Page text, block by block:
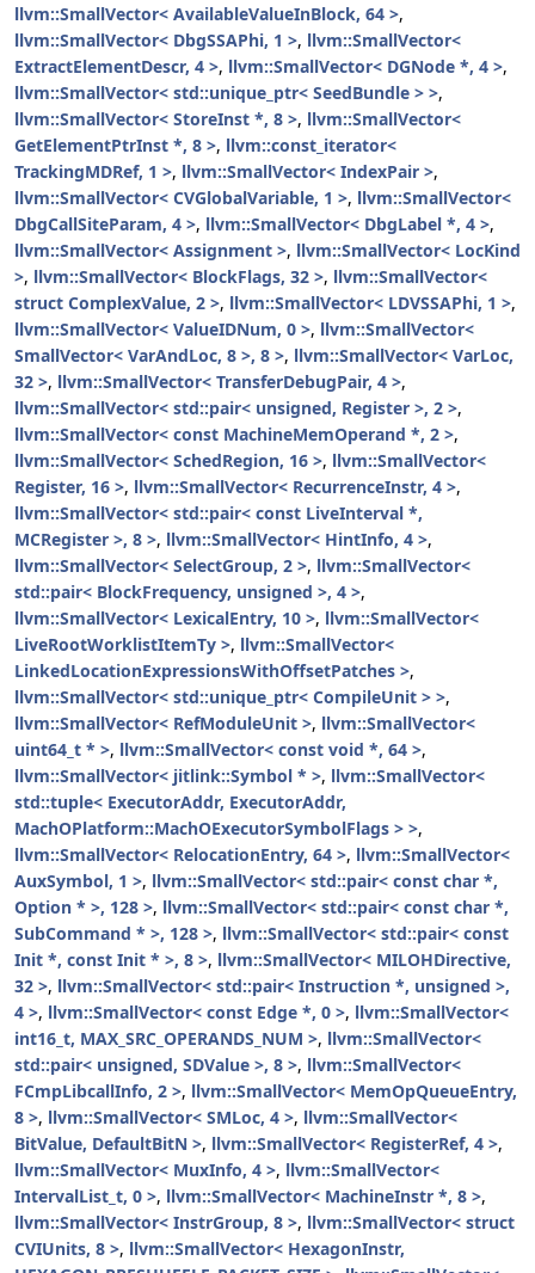
llvm::SmallVector< AvailableValueInBlock, 64 >,
llvm::SmallVector< DbgSSAPhi, 1 >, llvm::SmallVector<
ExtractElementDescr, 4 >, llvm::SmallVector< DGNode *, 4 >,
llvm::SmallVector< std::unique_ptr< SeedBundle > >,
llvm::SmallVector< StoreInst *, 8 >, llvm::SmallVector<
GetElementPtrInst *, 8 >, llvm::const_iterator<
TrackingMDRef, 1 >, llvm::SmallVector< IndexPair >,
llvm::SmallVector< CVGlobalVariable, 1 >, llvm::SmallVector<
DbgCallSiteParam, 4 >, llvm::SmallVector< DbgLabel *, 4 >,
llvm::SmallVector< Assignment >, llvm::SmallVector< LocKind
>, llvm::SmallVector< BlockFlags, 32 >, llvm::SmallVector<
struct ComplexValue, 2 >, llvm::SmallVector< LDVSSAPhi, 1 >,
llvm::SmallVector< ValueIDNum, 0 >, llvm::SmallVector<
SmallVector< VarAndLoc, 8 >, 8 >, llvm::SmallVector< VarLoc,
32 >, llvm::SmallVector< TransferDebugPair, 4 >,
llvm::SmallVector< std::pair< unsigned, Register >, 2 >,
llvm::SmallVector< const MachineMemOperand *, 2 >,
llvm::SmallVector< SchedRegion, 16 >, llvm::SmallVector<
Register, 16 >, llvm::SmallVector< RecurrenceInstr, 4 >,
llvm::SmallVector< std::pair< const LiveInterval *,
MCRegister >, 8 >, llvm::SmallVector< HintInfo, 4 >,
llvm::SmallVector< SelectGroup, 2 >, llvm::SmallVector<
std::pair< BlockFrequency, unsigned >, 4 >,
llvm::SmallVector< LexicalEntry, 10 >, llvm::SmallVector<
LiveRootWorklistItemTy >, llvm::SmallVector<
LinkedLocationExpressionsWithOffsetPatches >,
llvm::SmallVector< std::unique_ptr< CompileUnit > >,
llvm::SmallVector< RefModuleUnit >, llvm::SmallVector<
uint64_t * >, llvm::SmallVector< const void *, 64 >,
llvm::SmallVector< jitlink::Symbol * >, llvm::SmallVector<
std::tuple< ExecutorAddr, ExecutorAddr,
MachOPlatform::MachOExecutorSymbolFlags > >,
llvm::SmallVector< RelocationEntry, 64 >, llvm::SmallVector<
AuxSymbol, 1 >, llvm::SmallVector< std::pair< const char *,
Option * >, 128 >, llvm::SmallVector< std::pair< const char *,
SubCommand * >, 128 >, llvm::SmallVector< std::pair< const
Init *, const Init * >, 8 >, llvm::SmallVector< MILOHDirective,
32 >, llvm::SmallVector< std::pair< Instruction *, unsigned >,
4 >, llvm::SmallVector< const Edge *, 0 >, llvm::SmallVector<
int16_t, MAX_SRC_OPERANDS_NUM >, llvm::SmallVector<
std::pair< unsigned, SDValue >, 8 >, llvm::SmallVector<
FCmpLibcallInfo, 2 >, llvm::SmallVector< MemOpQueueEntry,
8 >, llvm::SmallVector< SMLoc, 4 >, llvm::SmallVector<
BitValue, DefaultBitN >, llvm::SmallVector< RegisterRef, 4 >,
llvm::SmallVector< MuxInfo, 4 >, llvm::SmallVector<
IntervalList_t, 0 >, llvm::SmallVector< MachineInstr *, 8 >,
llvm::SmallVector< InstrGroup, 8 >, llvm::SmallVector< struct
CVIUnits, 8 >, llvm::SmallVector< HexagonInstr,